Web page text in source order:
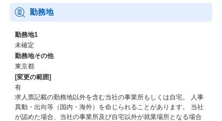
勤務地
勤務地1
未確定
勤務地その他
東京都
[変更の範囲]
有
求人票記載の勤務地以外を含む当社の事業所もしくは自宅。 人事
異動・出向等（国内・海外）を命じられることがあります。 当社
が認めた場合、当社の事業所及び自宅以外が就業場所となる場合